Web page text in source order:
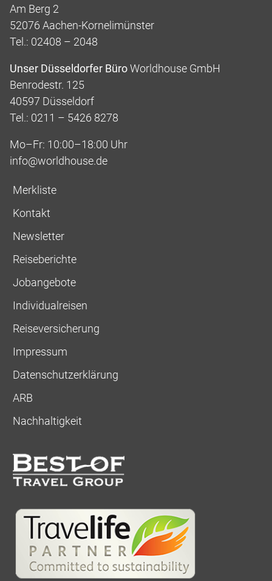
Am Berg 2
52076 Aachen-Kornelimünster
Tel.: 02408 – 2048
Unser Düsseldorfer BüroWorldhouse GmbH
Benrodestr. 125
40597 Düsseldorf
Tel.: 0211 – 5426 8278
Mo–Fr: 10:00–18:00 Uhr
info@worldhouse.de
Merkliste
Kontakt
Newsletter
Reiseberichte
Jobangebote
Individualreisen
Reiseversicherung
Impressum
Datenschutzerklärung
ARB
Nachhaltigkeit